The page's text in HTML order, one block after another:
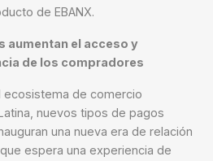
de EBANX.
aumentan el acceso y
de los compradores
ecosistema de comercio
nuevos tipos de pagos
una nueva era de relación
espera una experiencia de